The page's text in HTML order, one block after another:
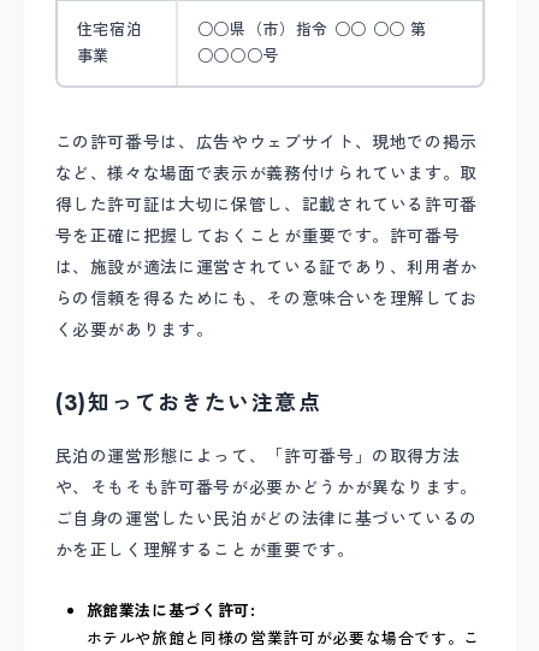
住宅宿泊
事業
○○県（市）指令 ○○ ○○ 第
○○○○号
この許可番号は、広告やウェブサイト、現地での掲示
など、様々な場面で表示が義務付けられています。取
得した許可証は大切に保管し、記載されている許可番
号を正確に把握しておくことが重要です。許可番号
は、施設が適法に運営されている証であり、利用者か
らの信頼を得るためにも、その意味合いを理解してお
く必要があります。
(3)知っておきたい注意点
民泊の運営形態によって、「許可番号」の取得方法
や、そもそも許可番号が必要かどうかが異なります。
ご自身の運営したい民泊がどの法律に基づいているの
かを正しく理解することが重要です。
旅館業法に基づく許可:
ホテルや旅館と同様の営業許可が必要な場合です。こ